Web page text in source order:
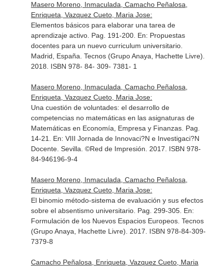
Masero Moreno, Inmaculada, Camacho Peñalosa,
Enriqueta, Vazquez Cueto, Maria Jose:
Elementos básicos para elaborar una tarea de
aprendizaje activo. Pag. 191-200. En: Propuestas
docentes para un nuevo curriculum universitario.
Madrid, España. Tecnos (Grupo Anaya, Hachette Livre).
2018. ISBN 978- 84- 309- 7381- 1
Masero Moreno, Inmaculada, Camacho Peñalosa,
Enriqueta, Vazquez Cueto, Maria Jose:
Una cuestión de voluntades: el desarrollo de
competencias no matemáticas en las asignaturas de
Matemáticas en Economía, Empresa y Finanzas. Pag.
14-21. En: VIII Jornada de Innovaci?N e Investigaci?N
Docente. Sevilla. ©Red de Impresión. 2017. ISBN 978-
84-946196-9-4
Masero Moreno, Inmaculada, Camacho Peñalosa,
Enriqueta, Vazquez Cueto, Maria Jose:
El binomio método-sistema de evaluación y sus efectos
sobre el absentismo universitario. Pag. 299-305. En:
Formulación de los Nuevos Espacios Europeos. Tecnos
(Grupo Anaya, Hachette Livre). 2017. ISBN 978-84-309-
7379-8
Camacho Peñalosa, Enriqueta, Vazquez Cueto, Maria